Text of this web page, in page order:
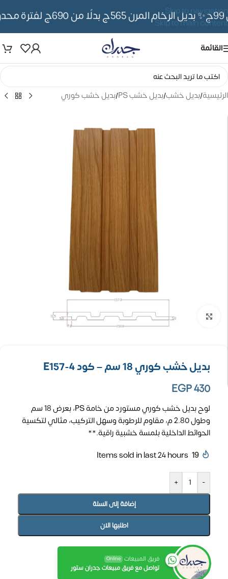
Skip to navigation
Skip to main content
✨ بديل الرخام المرن 565ج بدلًا من 690ج لفترة محدوده
القائمة
الرئيسية/بديل خشب/بديل خشب PS /بديل خشب كوري
تكبير الصورة
بديل خشب كوري 18 سم – كود E157-4
EGP430
لوح بديل خشب كوري مستورد من خامة PS، بعرض 18 سم
وطول 2.80 م، مقاوم للرطوبة وسهل التركيب، مثالي لتكسية
الحوائط الداخلية بلمسة خشبية راقية.**
19
Items sold in last 24 hours
-
+
إضافة إلى السلة
اطلبها الان
فريق المبيعات Online
تواصل مع فريق مبيعات جدران ستور